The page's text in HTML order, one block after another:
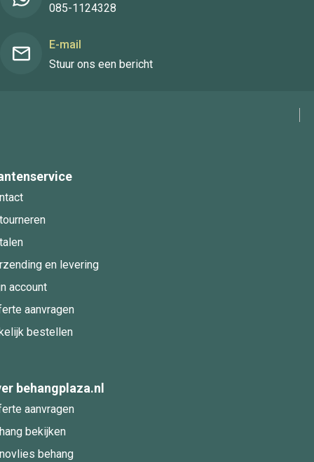
085-1124328
E-mail
Stuur ons een bericht
en levering
account
aanvragen
bestellen
behangplaza.nl
aanvragen
bekijken
behang